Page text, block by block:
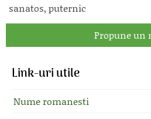
sanatos, puternic
Propune un
Link-uri utile
Nume romanesti